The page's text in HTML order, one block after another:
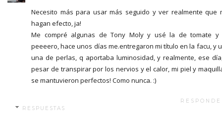
Necesito más para usar más seguido y ver realmente que
hagan efecto, ja!
Me compré algunas de Tony Moly y usé la de tomate y
peeeero, hace unos días me.entregaron mi título en la facu, y
una de perlas, q aportaba luminosidad, y realmente, ese
pesar de transpirar por los nervios y el calor, mi piel y
se mantuvieron perfectos! Como nunca. :)
RESPUESTAS